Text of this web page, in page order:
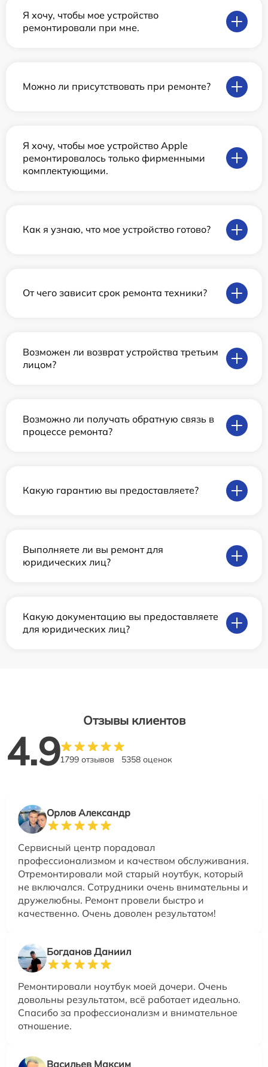
Я хочу, чтобы мое устройство
ремонтировали при мне.
Можно ли присутствовать при ремонте?
Я хочу, чтобы мое устройство Apple
ремонтировалось только фирменными
комплектующими.
Как я узнаю, что мое устройство готово?
От чего зависит срок ремонта техники?
Возможен ли возврат устройства третьим
лицом?
Возможно ли получать обратную связь в
процессе ремонта?
Какую гарантию вы предоставляете?
Выполняете ли вы ремонт для
юридических лиц?
Какую документацию вы предоставляете
для юридических лиц?
Отзывы клиентов
4.91799 отзывов 5358 оценок
Орлов Александр
Сервисный центр порадовал
профессионализмом и качеством обслуживания.
Отремонтировали мой старый ноутбук, который
не включался. Сотрудники очень внимательны и
дружелюбны. Ремонт провели быстро и
качественно. Очень доволен результатом!
Богданов Даниил
Ремонтировали ноутбук моей дочери. Очень
довольны результатом, всё работает идеально.
Спасибо за профессионализм и внимательное
отношение.
Васильев Максим